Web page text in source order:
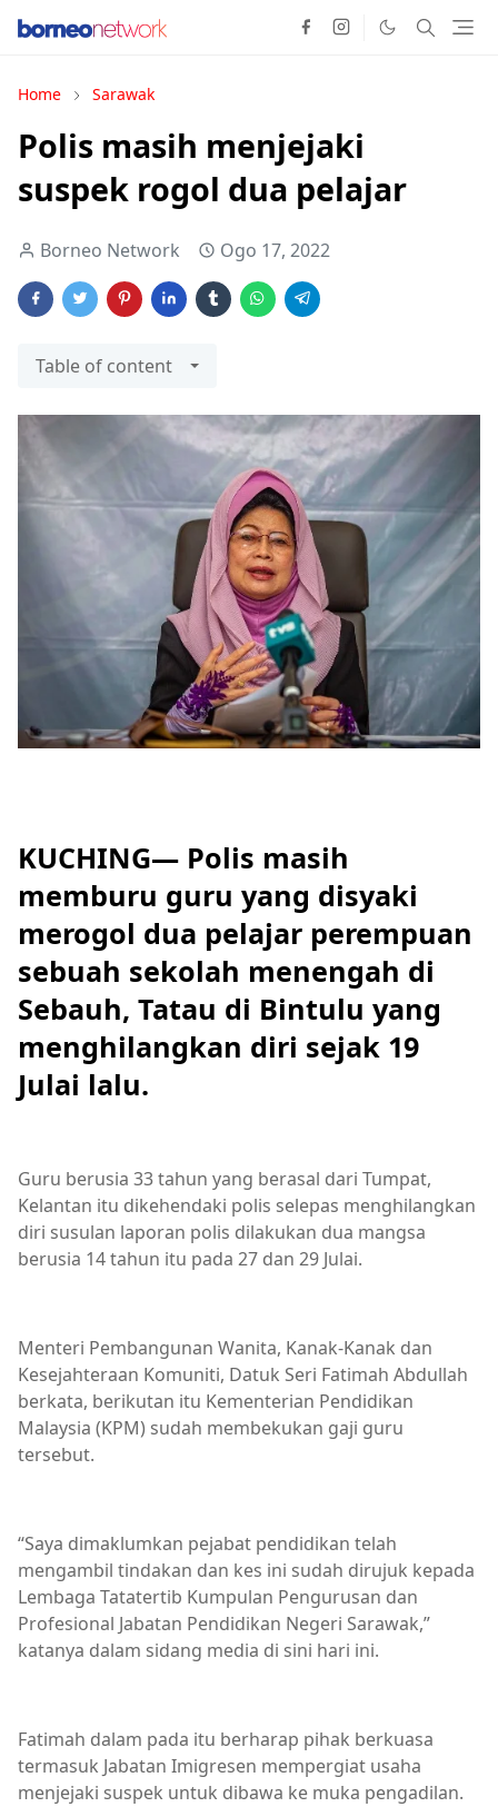
Home Sarawak
Polis masih menjejaki
suspek rogol dua pelajar
Borneo Network Ogo 17, 2022
Table of content
KUCHING— Polis masih
memburu guru yang disyaki
merogol dua pelajar perempuan
sebuah sekolah menengah di
Sebauh, Tatau di Bintulu yang
menghilangkan diri sejak 19
Julai lalu.
Guru berusia 33 tahun yang berasal dari Tumpat,
Kelantan itu dikehendaki polis selepas menghilangkan
diri susulan laporan polis dilakukan dua mangsa
berusia 14 tahun itu pada 27 dan 29 Julai.
Menteri Pembangunan Wanita, Kanak-Kanak dan
Kesejahteraan Komuniti, Datuk Seri Fatimah Abdullah
berkata, berikutan itu Kementerian Pendidikan
Malaysia (KPM) sudah membekukan gaji guru
tersebut.
“Saya dimaklumkan pejabat pendidikan telah
mengambil tindakan dan kes ini sudah dirujuk kepada
Lembaga Tatatertib Kumpulan Pengurusan dan
Profesional Jabatan Pendidikan Negeri Sarawak,”
katanya dalam sidang media di sini hari ini.
Fatimah dalam pada itu berharap pihak berkuasa
termasuk Jabatan Imigresen mempergiat usaha
menjejaki suspek untuk dibawa ke muka pengadilan.